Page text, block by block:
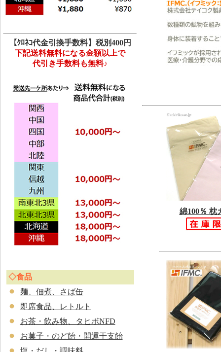
【ｸﾛﾈｺ代金引換手数料】税別400円
下記送料無料になる金額以上で
代引き手数料も無料♪
◇食品
麺、佃煮、さば缶
即席食品、レトルト
お茶・飲み物、タヒボNFD
お菓子・のど飴・開運干支飴
綿100％ 枕